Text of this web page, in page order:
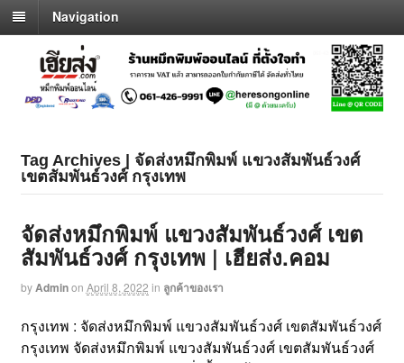
Navigation
Tag Archives | จัดส่งหมึกพิมพ์ แขวงสัมพันธ์วงศ์
เขตสัมพันธ์วงศ์ กรุงเทพ
จัดส่งหมึกพิมพ์ แขวงสัมพันธ์วงศ์ เขต
สัมพันธ์วงศ์ กรุงเทพ | เฮียส่ง.คอม
byAdminon April 8, 2022 in ลูกค้าของเรา
กรุงเทพ : จัดส่งหมึกพิมพ์ แขวงสัมพันธ์วงศ์ เขตสัมพันธ์วงศ์
กรุงเทพ จัดส่งหมึกพิมพ์ แขวงสัมพันธ์วงศ์ เขตสัมพันธ์วงศ์